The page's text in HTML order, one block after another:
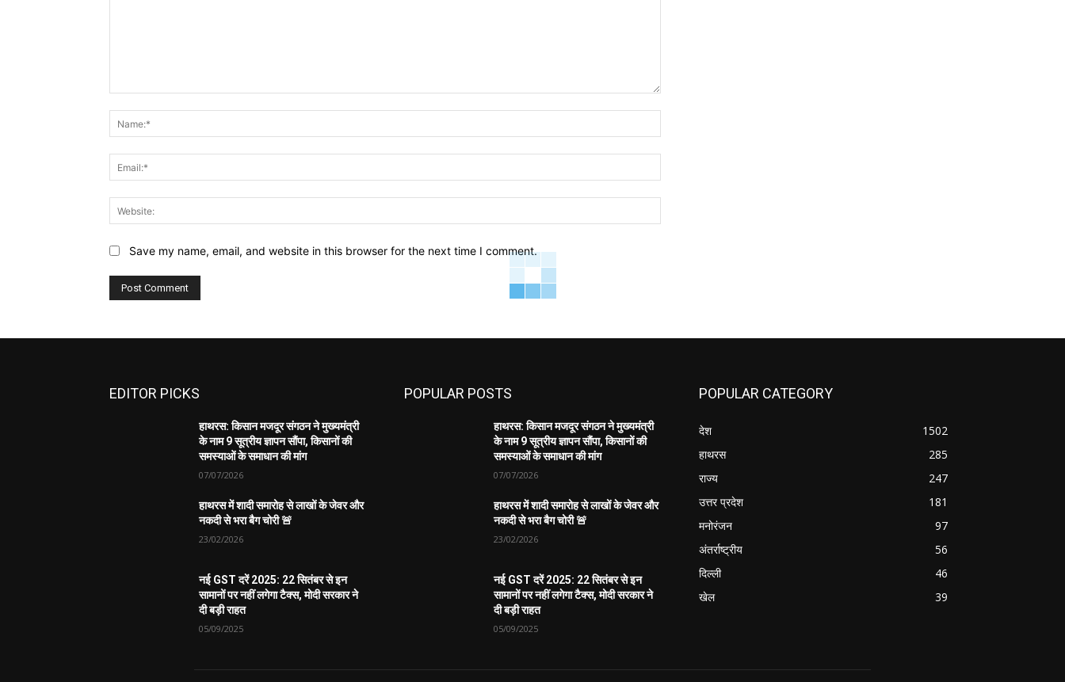
Save my name, email, and website in this browser for the next time I comment.
EDITOR PICKS
हाथरस: किसान मजदूर संगठन ने मुख्यमंत्री
के नाम 9 सूत्रीय ज्ञापन सौंपा, किसानों की
समस्याओं के समाधान की मांग
07/07/2026
हाथरस में शादी समारोह से लाखों के जेवर और
नकदी से भरा बैग चोरी 🚨
23/02/2026
नई GST दरें 2025: 22 सितंबर से इन
सामानों पर नहीं लगेगा टैक्स, मोदी सरकार ने
दी बड़ी राहत
05/09/2025
POPULAR POSTS
हाथरस: किसान मजदूर संगठन ने मुख्यमंत्री
के नाम 9 सूत्रीय ज्ञापन सौंपा, किसानों की
समस्याओं के समाधान की मांग
07/07/2026
हाथरस में शादी समारोह से लाखों के जेवर और
नकदी से भरा बैग चोरी 🚨
23/02/2026
नई GST दरें 2025: 22 सितंबर से इन
सामानों पर नहीं लगेगा टैक्स, मोदी सरकार ने
दी बड़ी राहत
05/09/2025
POPULAR CATEGORY
देश
1502
हाथरस
285
राज्य
247
उत्तर प्रदेश
181
मनोरंजन
97
अंतर्राष्ट्रीय
56
दिल्ली
46
खेल
39